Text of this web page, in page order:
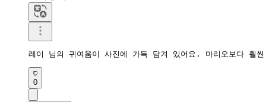
레이 님의 귀여움이 사진에 가득 담겨 있어요. 마리오보다 훨
0